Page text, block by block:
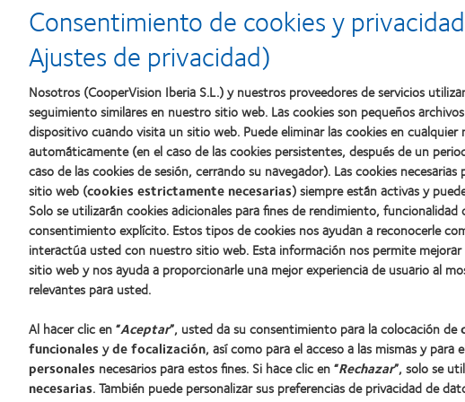
al
producto
con
MyDay™
2010:
Mejor
empresa
para
el
desarrollo
del
liderazgo
la
mejor
a
la
Nuestros productos
Encuentre su lente
Tecnología para lentes de contacto
Lentes de contacto y visión
Nuevo usuario
Usuario experimentado
Blog
Sobre nosotros
Carreras
Noticias
Contacto
Consentimiento de cookies y
Ajustes de privacidad)
Nosotros (CooperVision Iberia S.L.) y nuestros proveedores de servicios
seguimiento similares en nuestro sitio web. Las cookies son pequeños
dispositivo cuando visita un sitio web. Puede eliminar las cookies en
automáticamente (en el caso de las cookies persistentes, después de un
caso de las cookies de sesión, cerrando su navegador). Las cookies
sitio web (cookies estrictamente necesarias) siempre están activas y
Solo se utilizarán cookies adicionales para fines de rendimiento,
consentimiento explícito. Estos tipos de cookies nos ayudan a reconocerle
interactúa usted con nuestro sitio web. Esta información nos permite
sitio web y nos ayuda a proporcionarle una mejor experiencia de usuario al
relevantes para usted.
Al hacer clic en “Aceptar”, usted da su consentimiento para la colocación de
funcionalesyde focalización, así como para el acceso a las mismas y para
personales necesarios para estos fines. Si hace clic en “Rechazar”, solo se
necesarias. También puede personalizar sus preferencias de privacidad de